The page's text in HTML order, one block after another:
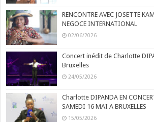
RENCONTRE AVEC JOSETTE
NEGOCE INTERNATIONAL
02/06/2026
Concert inédit de Charlotte
Bruxelles
24/05/2026
Charlotte DIPANDA EN
SAMEDI 16 MAI A BRUXELLES
15/05/2026